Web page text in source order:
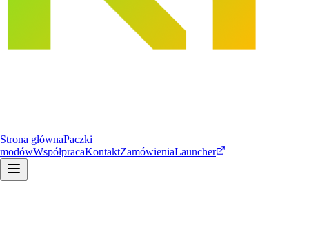
Strona głównaPaczki
modówWspółpracaKontaktZamówieniaLauncher